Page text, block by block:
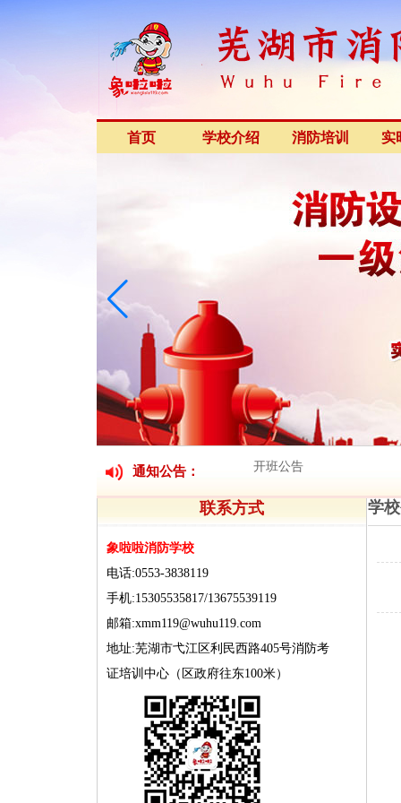
首页 学校介绍 消防培训 实
通知公告：
招聘信息
开班公告
招聘信息
开班公告
联系方式
象啦啦消防学校
电话:0553-3838119
手机:15305535817/13675539119
邮箱:xmm119@wuhu119.com
地址:芜湖市弋江区利民西路405号消防考
证培训中心（区政府往东100米）
学